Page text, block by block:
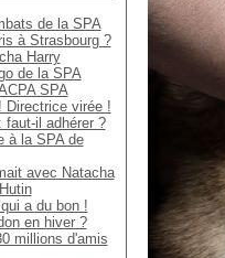
de la SPA
à Strasbourg ?
Harry
de la SPA
SPA
Directrice virée !
faut-il adhérer ?
à la SPA de
avec Natacha
a du bon !
en hiver ?
millions d'amis